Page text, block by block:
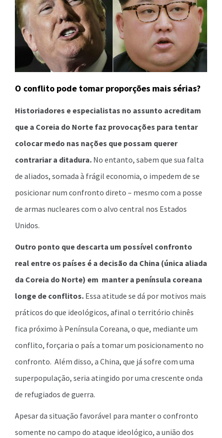
O conflito pode tomar proporções mais sérias?
Historiadores e especialistas no assunto acreditam
que a Coreia do Norte faz provocações para tentar
colocar medo nas nações que possam querer
contrariar a ditadura. No entanto, sabem que sua falta
de aliados, somada à frágil economia, o impedem de se
posicionar num confronto direto – mesmo com a posse
de armas nucleares com o alvo central nos Estados
Unidos.
Outro ponto que descarta um possível confronto
real entre os países é a decisão da China (única aliada
da Coreia do Norte) em manter a península coreana
longe de conflitos. Essa atitude se dá por motivos mais
práticos do que ideológicos, afinal o território chinês
fica próximo à Península Coreana, o que, mediante um
conflito, forçaria o país a tomar um posicionamento no
confronto. Além disso, a China, que já sofre com uma
superpopulação, seria atingido por uma crescente onda
de refugiados de guerra.
Apesar da situação favorável para manter o confronto
somente no campo do ataque ideológico, a união dos